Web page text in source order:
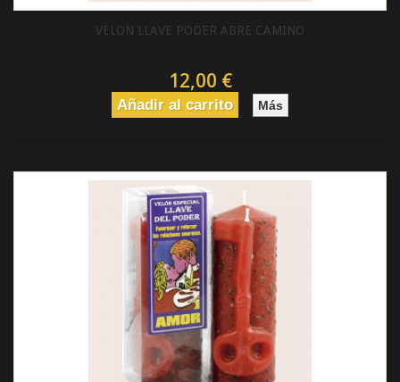
VELON LLAVE PODER ABRE CAMINO
12,00 €
Añadir al carrito Más